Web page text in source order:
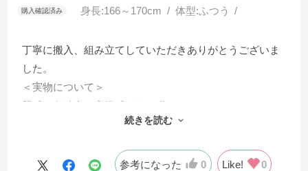
身長:166～170cm 体型:ふつう
丁寧に搬入、組み立てしていただきありがとうございま
した。
＜実物について＞
質感や色味含め高級感があり求めていたものにマッチし
照明もまぶしくなく、画像だとわかりづらいですが縦に
続きを読む
参考になった 0 Like! 0